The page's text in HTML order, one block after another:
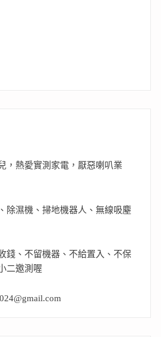
，熱愛實測家電，厭惡喇叭業
除濕機、掃地機器人、無線吸塵
錢、不留機器、不給置入、不保
二邀測喔